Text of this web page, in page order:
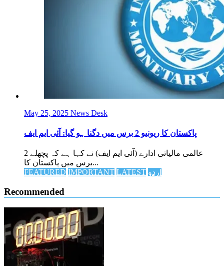
May 25, 2025 News Desk
پاکستان کا ریونیو 2 برس میں دگنا ہو گیا: آئی ایم ایف
عالمی مالیاتی ادارے (آئی ایم ایف) نے کہا ہے کہ پچھلے 2
برس میں پاکستان کا...
FEATURED IMPORTANT LATEST اردو
Recommended